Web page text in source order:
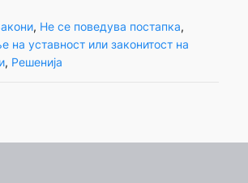
, Не се поведува постапка
на уставност или законитост на
, Решенија